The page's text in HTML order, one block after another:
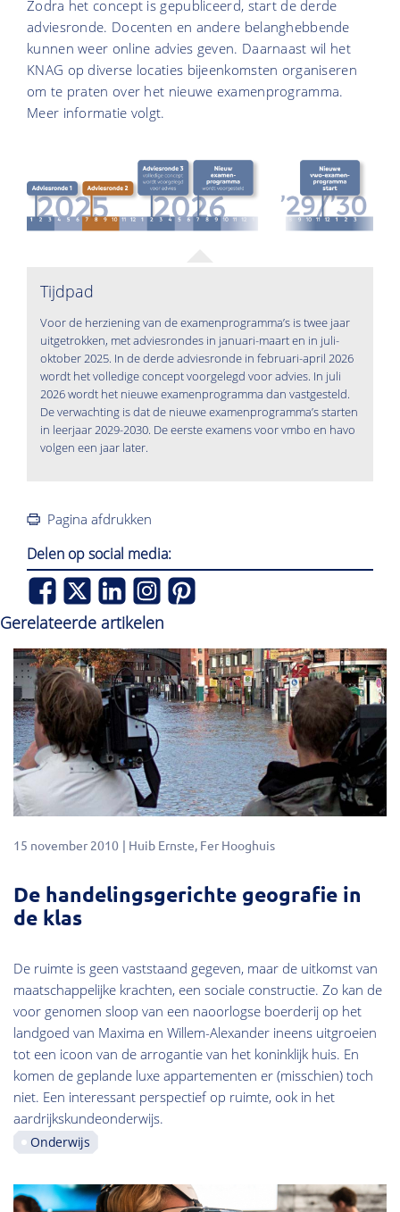
Zodra het concept is gepubliceerd, start de derde
adviesronde. Docenten en andere belanghebbende
kunnen weer online advies geven. Daarnaast wil het
KNAG op diverse locaties bijeenkomsten organiseren
om te praten over het nieuwe examenprogramma.
Meer informatie volgt.
Tijdpad
Voor de herziening van de examenprogramma’s is twee jaar
uitgetrokken, met adviesrondes in januari-maart en in juli-
oktober 2025. In de derde adviesronde in februari-april 2026
wordt het volledige concept voorgelegd voor advies. In juli
2026 wordt het nieuwe examenprogramma dan vastgesteld.
De verwachting is dat de nieuwe examenprogramma’s starten
in leerjaar 2029-2030. De eerste examens voor vmbo en havo
volgen een jaar later.
Pagina afdrukken
Delen op social media:
Gerelateerde artikelen
15 november 2010 Huib Ernste Fer Hooghuis
De handelingsgerichte geografie in
de klas
De ruimte is geen vaststaand gegeven, maar de uitkomst van
maatschappelijke krachten, een sociale constructie. Zo kan de
voor genomen sloop van een naoorlogse boerderij op het
landgoed van Maxima en Willem-Alexander ineens uitgroeien
tot een icoon van de arrogantie van het koninklijk huis. En
komen de geplande luxe appartementen er (misschien) toch
niet. Een interessant perspectief op ruimte, ook in het
aardrijkskundeonderwijs.
Onderwijs